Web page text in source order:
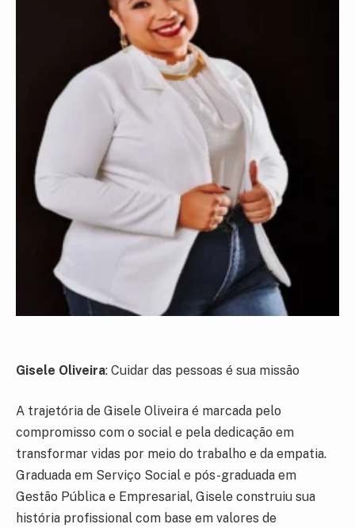
Gisele Oliveira: Cuidar das pessoas é sua missão
A trajetória de Gisele Oliveira é marcada pelo
compromisso com o social e pela dedicação em
transformar vidas por meio do trabalho e da empatia.
Graduada em Serviço Social e pós-graduada em
Gestão Pública e Empresarial, Gisele construiu sua
história profissional com base em valores de